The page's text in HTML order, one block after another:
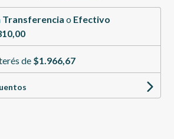
Transferencia o Efectivo
de $1.966,67